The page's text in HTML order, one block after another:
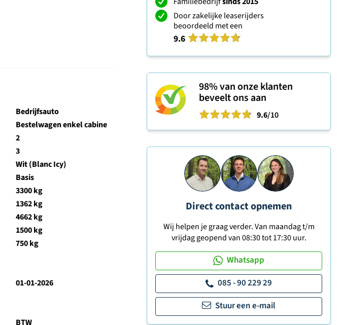
Bedrijfsauto
Bestelwagen enkel cabine
2
3
Wit (Blanc Icy)
Basis
3300 kg
1362 kg
4662 kg
1500 kg
750 kg
01-01-2026
BTW
Door zakelijke leaserijders
beoordeeld met een
9.6
98%van onze klanten
beveelt ons aan
9.6/10
Direct contact opnemen
Wij helpen je graag verder. Van maandag t/m
vrijdag geopend van 08:30 tot 17:30 uur.
Whatsapp
085 - 90 229 29
Stuur een e-mail